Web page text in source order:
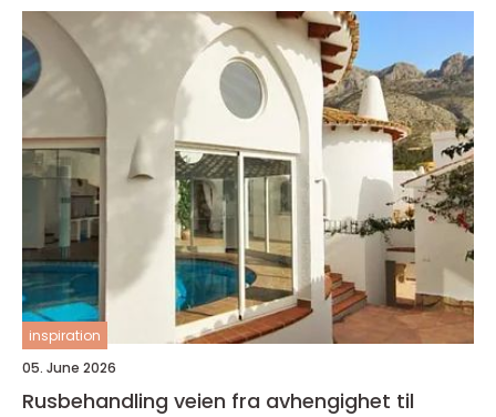
inspiration
05. June 2026
Rusbehandling veien fra avhengighet til